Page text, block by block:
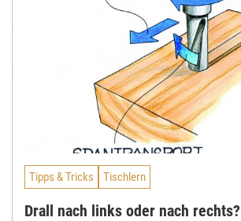
Tipps & Tricks Tischlern
Drall nach links oder nach rechts?